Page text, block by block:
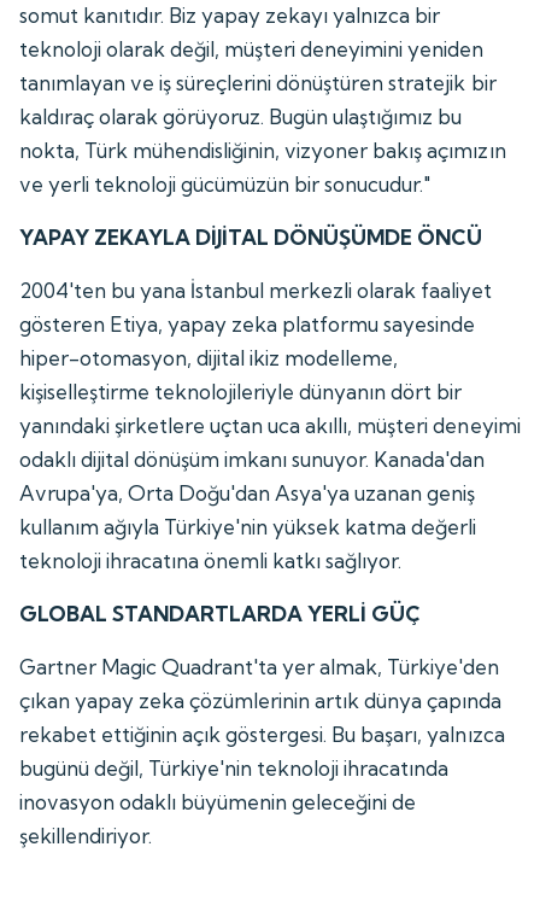
somut kanıtıdır. Biz yapay zekayı yalnızca bir
teknoloji olarak değil, müşteri deneyimini yeniden
tanımlayan ve iş süreçlerini dönüştüren stratejik bir
kaldıraç olarak görüyoruz. Bugün ulaştığımız bu
nokta, Türk mühendisliğinin, vizyoner bakış açımızın
ve yerli teknoloji gücümüzün bir sonucudur."
YAPAY ZEKAYLA DİJİTAL DÖNÜŞÜMDE ÖNCÜ
2004'ten bu yana İstanbul merkezli olarak faaliyet
gösteren Etiya, yapay zeka platformu sayesinde
hiper-otomasyon, dijital ikiz modelleme,
kişiselleştirme teknolojileriyle dünyanın dört bir
yanındaki şirketlere uçtan uca akıllı, müşteri deneyimi
odaklı dijital dönüşüm imkanı sunuyor. Kanada'dan
Avrupa'ya, Orta Doğu'dan Asya'ya uzanan geniş
kullanım ağıyla Türkiye'nin yüksek katma değerli
teknoloji ihracatına önemli katkı sağlıyor.
GLOBAL STANDARTLARDA YERLİ GÜÇ
Gartner Magic Quadrant'ta yer almak, Türkiye'den
çıkan yapay zeka çözümlerinin artık dünya çapında
rekabet ettiğinin açık göstergesi. Bu başarı, yalnızca
bugünü değil, Türkiye'nin teknoloji ihracatında
inovasyon odaklı büyümenin geleceğini de
şekillendiriyor.